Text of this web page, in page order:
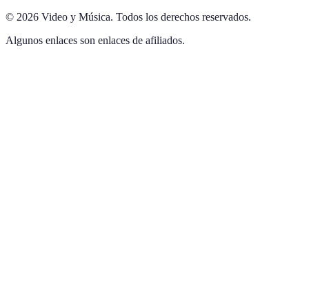
© 2026 Video y Música. Todos los derechos reservados.
Algunos enlaces son enlaces de afiliados.